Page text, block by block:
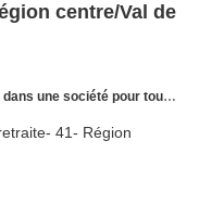
centre/Val de
société pour tous les âges